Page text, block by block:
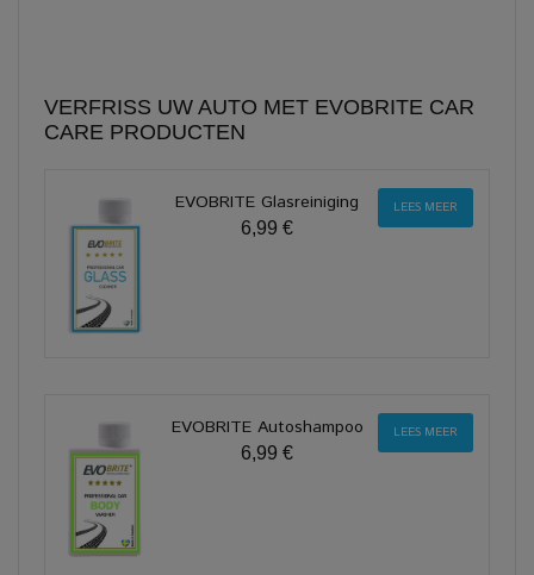
VERFRISS UW AUTO MET EVOBRITE CAR
CARE PRODUCTEN
EVOBRITE Glasreiniging
6,99 €
LEES MEER
EVOBRITE Autoshampoo
6,99 €
LEES MEER